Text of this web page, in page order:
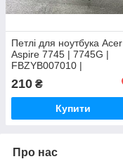
Петлі для ноутбука Acer
Aspire 7745 | 7745G |
FBZYB007010 |
210 ₴
Купити
Про нас